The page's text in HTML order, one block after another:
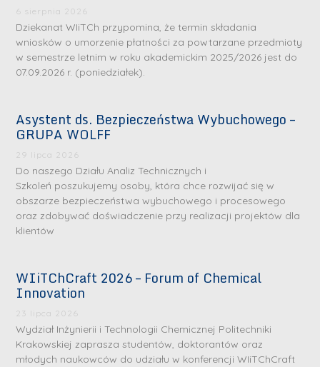
6 sierpnia 2026
Dziekanat WIiTCh przypomina, że termin składania
wniosków o umorzenie płatności za powtarzane przedmioty
w semestrze letnim w roku akademickim 2025/2026 jest do
07.09.2026 r. (poniedziałek).
Asystent ds. Bezpieczeństwa Wybuchowego –
GRUPA WOLFF
29 lipca 2026
Do naszego Działu Analiz Technicznych i
Szkoleń poszukujemy osoby, która chce rozwijać się w
obszarze bezpieczeństwa wybuchowego i procesowego
oraz zdobywać doświadczenie przy realizacji projektów dla
klientów
WIiTChCraft 2026 – Forum of Chemical
Innovation
23 lipca 2026
Wydział Inżynierii i Technologii Chemicznej Politechniki
Krakowskiej zaprasza studentów, doktorantów oraz
młodych naukowców do udziału w konferencji WIiTChCraft